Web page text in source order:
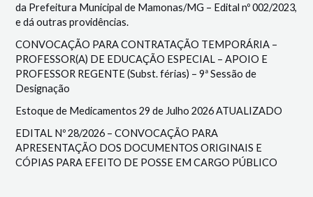
da Prefeitura Municipal de Mamonas/MG – Edital nº 002/2023,
e dá outras providências.
CONVOCAÇÃO PARA CONTRATAÇÃO TEMPORÁRIA –
PROFESSOR(A) DE EDUCAÇÃO ESPECIAL – APOIO E
PROFESSOR REGENTE (Subst. férias) – 9ª Sessão de
Designação
Estoque de Medicamentos 29 de Julho 2026 ATUALIZADO
EDITAL Nº 28/2026 – CONVOCAÇÃO PARA
APRESENTAÇÃO DOS DOCUMENTOS ORIGINAIS E
CÓPIAS PARA EFEITO DE POSSE EM CARGO PÚBLICO